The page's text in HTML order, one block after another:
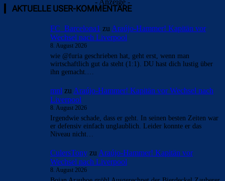
- Anzeige -
AKTUELLE USER-KOMMENTARE
FC_Barcelona1 zu Araújo-Hammer! Kapitän vor
Wechsel nach Liverpool
8. August 2026
wie @furia geschrieben hat, geht erst, wenn man
wirtschaftlich gut da steht (1:1). DU hast dich lustig über
ihn gemacht.…
mnl zu Araújo-Hammer! Kapitän vor Wechsel nach
Liverpool
8. August 2026
Irgendwie schade, dass er geht. In seinen besten Zeiten war
er defensiv einfach unglaublich. Leider konnte er das
Niveau nicht…
CulersTony zu Araújo-Hammer! Kapitän vor
Wechsel nach Liverpool
8. August 2026